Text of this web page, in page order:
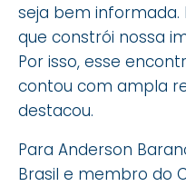
seja bem informada.
que constrói nossa
Por isso, esse
contou com ampla
destacou.
Para Anderson
Brasil e membro do